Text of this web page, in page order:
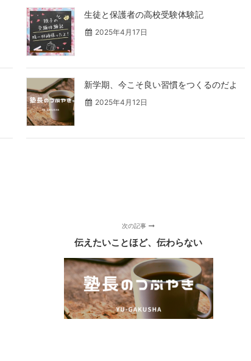
生徒と保護者の高校受験体験記
2025年4月17日
新学期、今こそ良い習慣をつくるのだよ
2025年4月12日
次の記事
伝えたいことほど、伝わらない